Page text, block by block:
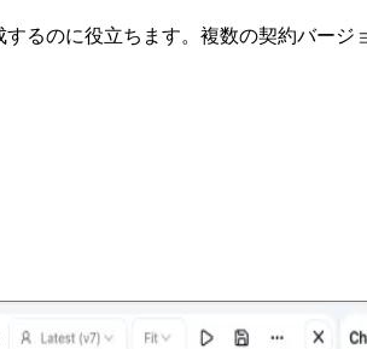
るのに役立ちます。複数の契約バー